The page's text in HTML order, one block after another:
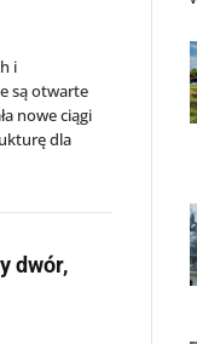
i
są otwarte
nowe ciągi
dla
dwór,